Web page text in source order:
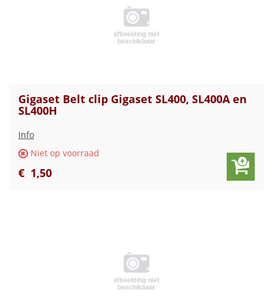
Gigaset Belt clip Gigaset SL400, SL400A en
SL400H
Info
Niet op voorraad
€ 1,50